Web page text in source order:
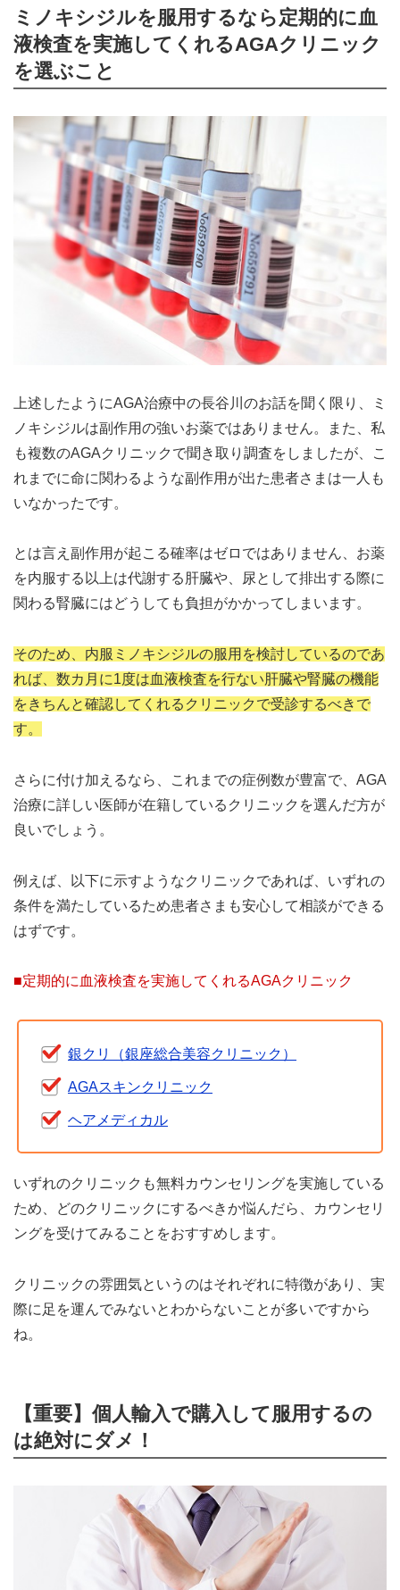
ミノキシジルを服用するなら定期的に血
液検査を実施してくれるAGAクリニック
を選ぶこと
上述したようにAGA治療中の長谷川のお話を聞く限り、ミ
ノキシジルは副作用の強いお薬ではありません。また、私
も複数のAGAクリニックで聞き取り調査をしましたが、こ
れまでに命に関わるような副作用が出た患者さまは一人も
いなかったです。
とは言え副作用が起こる確率はゼロではありません、お薬
を内服する以上は代謝する肝臓や、尿として排出する際に
関わる腎臓にはどうしても負担がかかってしまいます。
そのため、内服ミノキシジルの服用を検討しているのであ
れば、数カ月に1度は血液検査を行ない肝臓や腎臓の機能
をきちんと確認してくれるクリニックで受診するべきで
す。
さらに付け加えるなら、これまでの症例数が豊富で、AGA
治療に詳しい医師が在籍しているクリニックを選んだ方が
良いでしょう。
例えば、以下に示すようなクリニックであれば、いずれの
条件を満たしているため患者さまも安心して相談ができる
はずです。
■定期的に血液検査を実施してくれるAGAクリニック
銀クリ（銀座総合美容クリニック）
AGAスキンクリニック
ヘアメディカル
いずれのクリニックも無料カウンセリングを実施している
ため、どのクリニックにするべきか悩んだら、カウンセリ
ングを受けてみることをおすすめします。
クリニックの雰囲気というのはそれぞれに特徴があり、実
際に足を運んでみないとわからないことが多いですから
ね。
【重要】個人輸入で購入して服用するの
は絶対にダメ！